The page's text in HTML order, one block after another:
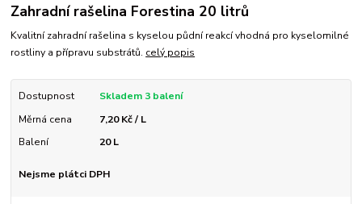
Zahradní rašelina Forestina 20 litrů
Kvalitní zahradní rašelina s kyselou půdní reakcí vhodná pro kyselomilné
rostliny a přípravu substrátů. celý popis
Dostupnost
Skladem 3 balení
Měrná cena
7,20 Kč / L
Balení
20 L
Nejsme plátci DPH